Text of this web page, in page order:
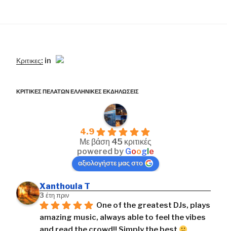
Κριτικες: in
ΚΡΙΤΙΚΕΣ ΠΕΛΑΤΩΝ ΕΛΛΗΝΙΚΕΣ ΕΚΔΗΛΩΣΕΙΣ
4.9
Με βάση 45 κριτικές
powered by Google
αξιολογήστε μας στο
Xanthoula T
3 έτη πριν
One of the greatest DJs, plays
amazing music, always able to feel the vibes